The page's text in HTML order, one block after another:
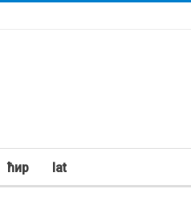
ћир lat